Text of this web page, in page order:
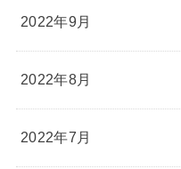
2022年9月
2022年8月
2022年7月